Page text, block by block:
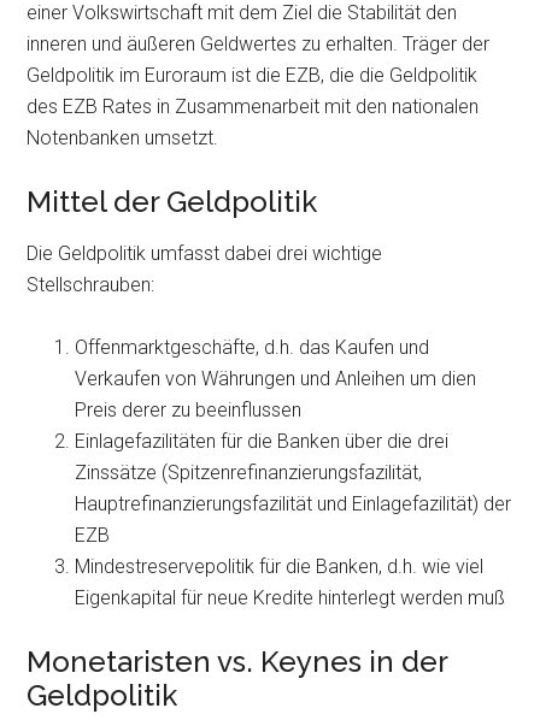
einer Volkswirtschaft mit dem Ziel die Stabilität den
inneren und äußeren Geldwertes zu erhalten. Träger der
Geldpolitik im Euroraum ist die EZB, die die Geldpolitik
des EZB Rates in Zusammenarbeit mit den nationalen
Notenbanken umsetzt.
Mittel der Geldpolitik
Die Geldpolitik umfasst dabei drei wichtige
Stellschrauben:
Offenmarktgeschäfte, d.h. das Kaufen und
Verkaufen von Währungen und Anleihen um dien
Preis derer zu beeinflussen
Einlagefazilitäten für die Banken über die drei
Zinssätze (Spitzenrefinanzierungsfazilität,
Hauptrefinanzierungsfazilität und Einlagefazilität) der
EZB
Mindestreservepolitik für die Banken, d.h. wie viel
Eigenkapital für neue Kredite hinterlegt werden muß
Monetaristen vs. Keynes in der
Geldpolitik